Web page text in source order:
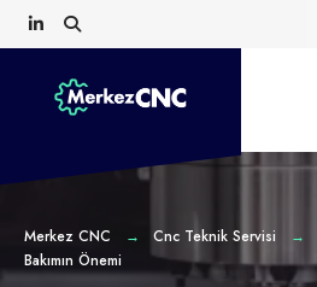
Skip
to
content
Merkez CNC Cnc Teknik Servisi
Bakımın Önemi
Search
for: